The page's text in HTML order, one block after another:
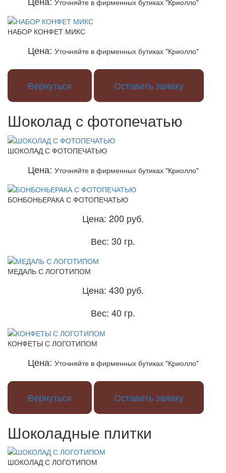
НАБОР КОНФЕТ МИКС
Цена: Уточняйте в фирменных бутиках "Криолло"
Вернуться Оставить заявку
Шоколад с фотопечатью
ШОКОЛАД С ФОТОПЕЧАТЬЮ
Цена: Уточняйте в фирменных бутиках "Криолло"
БОНБОНЬЕРАКА С ФОТОПЕЧАТЬЮ
Цена: 200 руб.
Вес: 30 гр.
МЕДАЛЬ С ЛОГОТИПОМ
Цена: 430 руб.
Вес: 40 гр.
КОНФЕТЫ С ЛОГОТИПОМ
Цена: Уточняйте в фирменных бутиках "Криолло"
Вернуться Оставить заявку
Шоколадные плитки
ШОКОЛАД С ЛОГОТИПОМ